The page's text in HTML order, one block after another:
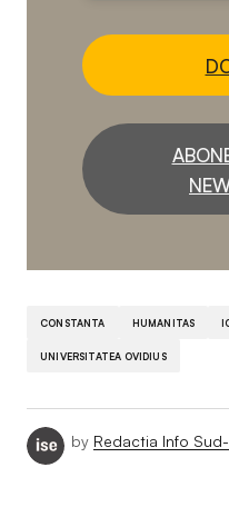
CONSTANTA HUMANITAS
UNIVERSITATEA OVIDIUS
by Redactia Info